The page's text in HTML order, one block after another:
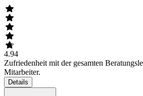
4.94
Zufriedenheit mit der gesamten
Mitarbeiter.
Details